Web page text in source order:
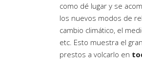
como dé lugar y se
los nuevos modos de
cambio climático, el
etc. Esto muestra el
prestos a volcarlo en